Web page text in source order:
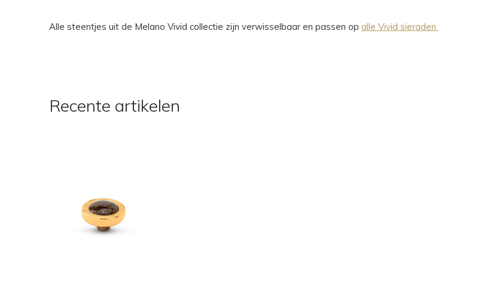
Alle steentjes uit de Melano Vivid collectie zijn verwisselbaar en passen op alle Vivid sieraden.
Recente artikelen